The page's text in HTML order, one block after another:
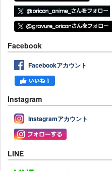
Facebook
Facebookアカウント
Instagram
Instagramアカウント
LINE